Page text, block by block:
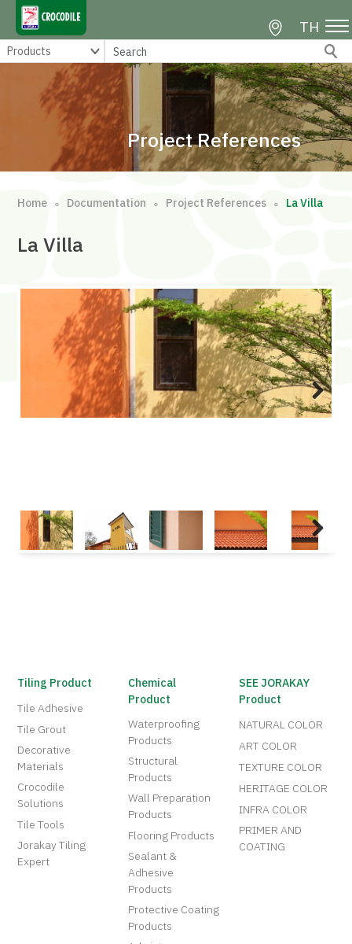
TH
Project References
Home ∘ Documentation ∘ Project References ∘ La Villa
La Villa
Next
Next
Tiling Product
Tile Adhesive
Tile Grout
Decorative
Materials
Crocodile
Solutions
Tile Tools
Jorakay Tiling
Expert
Chemical
Product
Waterproofing
Products
Structural
Products
Wall Preparation
Products
Flooring Products
Sealant &
Adhesive
Products
Protective Coating
Products
SEE JORAKAY
Product
NATURAL COLOR
ART COLOR
TEXTURE COLOR
HERITAGE COLOR
INFRA COLOR
PRIMER AND
COATING